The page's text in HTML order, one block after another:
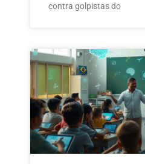
contra golpistas do